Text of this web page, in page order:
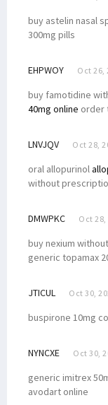
buy astelin nasal
300mg pills
EHPWOY Oct 26,
buy famotidine
40mg online order
LNVJQV Oct 28,
oral allopurinol
without
DMWPKC Oct 28,
buy nexium
generic topamax
JTICUL Oct 30,
buspirone 10mg
NYNCXE Oct 30,
generic imitrex
avodart online